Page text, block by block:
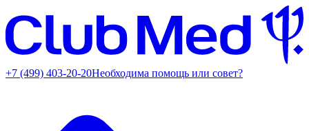
+7 (499) 403-20-20Необходима помощь или совет?